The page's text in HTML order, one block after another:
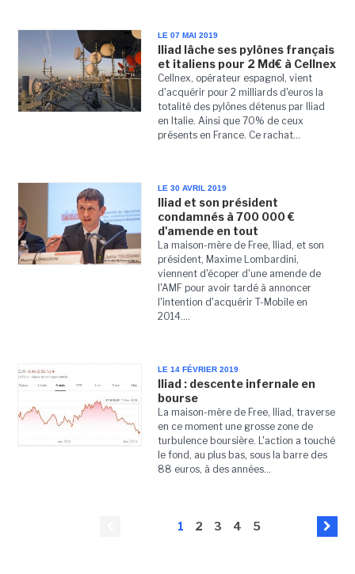
LE 07 MAI 2019
Iliad lâche ses pylônes français
et italiens pour 2 Md€ à Cellnex
Cellnex, opérateur espagnol, vient
d'acquérir pour 2 milliards d'euros la
totalité des pylônes détenus par Iliad
en Italie. Ainsi que 70% de ceux
présents en France. Ce rachat...
LE 30 AVRIL 2019
Iliad et son président
condamnés à 700 000 €
d'amende en tout
La maison-mère de Free, Iliad, et son
président, Maxime Lombardini,
viennent d'écoper d'une amende de
l'AMF pour avoir tardé à annoncer
l'intention d'acquérir T-Mobile en
2014....
LE 14 FÉVRIER 2019
Iliad : descente infernale en
bourse
La maison-mère de Free, Iliad, traverse
en ce moment une grosse zone de
turbulence boursière. L'action a touché
le fond, au plus bas, sous la barre des
88 euros, à des années...
1 2 3 4 5